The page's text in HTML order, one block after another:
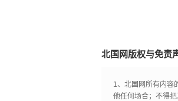
北国网版权与免责
1、北国网所有内容
他任何场合；不得